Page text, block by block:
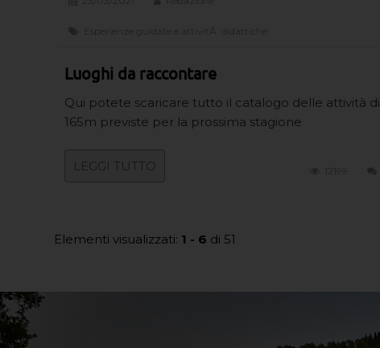
Luoghi da raccontare
Qui potete scaricare tutto il catalogo delle attività di
165m previste per la prossima stagione
LEGGI TUTTO
Elementi visualizzati: 1 - 6 di 51